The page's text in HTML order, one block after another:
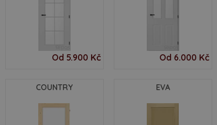
Od 5.900 Kč Od 6.000 Kč
COUNTRY EVA